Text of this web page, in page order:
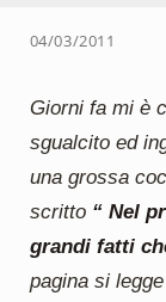
04/03/2011
Giorni fa mi è
sgualcito ed
una grossa
scritto “ Nel
grandi fatti
pagina si